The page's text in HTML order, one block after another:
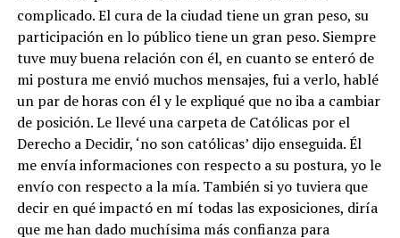
complicado. El cura de la ciudad tiene un gran peso, su
participación en lo público tiene un gran peso. Siempre
tuve muy buena relación con él, en cuanto se enteró de
mi postura me envió muchos mensajes, fui a verlo, hablé
un par de horas con él y le expliqué que no iba a cambiar
de posición. Le llevé una carpeta de Católicas por el
Derecho a Decidir, ‘no son católicas’ dijo enseguida. Él
me envía informaciones con respecto a su postura, yo le
envío con respecto a la mía. También si yo tuviera que
decir en qué impactó en mí todas las exposiciones, diría
que me han dado muchísima más confianza para